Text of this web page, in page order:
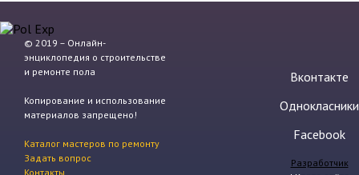
© 2019 – Онлайн-
энциклопедия о строительстве
и ремонте пола
Копирование и использование
материалов запрещено!
Каталог мастеров по ремонту
Задать вопрос
Контакты
Вконтакте
Однокласники
Facebook
Разработчик